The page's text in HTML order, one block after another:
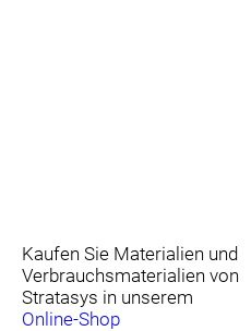
Kaufen Sie Materialien und
Verbrauchsmaterialien von
Stratasys in unserem
Online-Shop